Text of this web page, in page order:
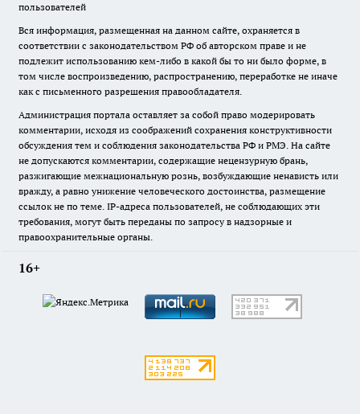
пользователей
Вся информация, размещенная на данном сайте, охраняется в
соответствии с законодательством РФ об авторском праве и не
подлежит использованию кем-либо в какой бы то ни было форме, в
том числе воспроизведению, распространению, переработке не иначе
как с письменного разрешения правообладателя.
Администрация портала оставляет за собой право модерировать
комментарии, исходя из соображений сохранения конструктивности
обсуждения тем и соблюдения законодательства РФ и РМЭ. На сайте
не допускаются комментарии, содержащие нецензурную брань,
разжигающие межнациональную рознь, возбуждающие ненависть или
вражду, а равно унижение человеческого достоинства, размещение
ссылок не по теме. IP-адреса пользователей, не соблюдающих эти
требования, могут быть переданы по запросу в надзорные и
правоохранительные органы.
16+